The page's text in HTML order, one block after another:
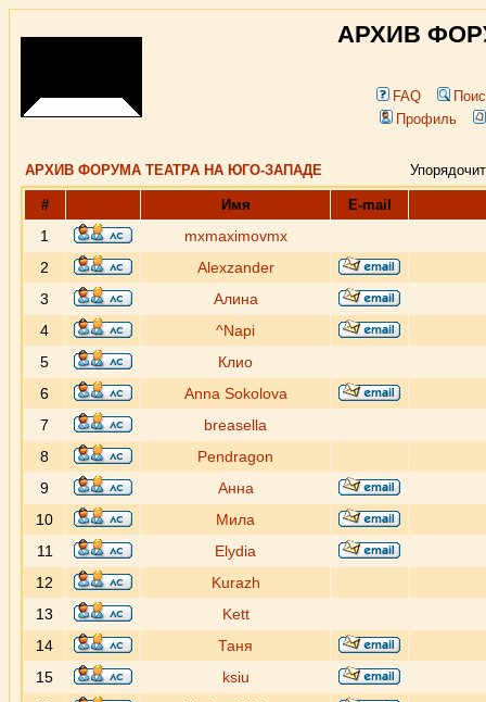
АРХИВ
FAQ
Профиль
АРХИВ ФОРУМА ТЕАТРА НА ЮГО-ЗАПАДЕ
# Имя E-mail
1
mxmaximovmx
2
Alexzander
3
Алина
4
^Napi
5
Клио
6
Anna Sokolova
7
breasella
8
Pendragon
9
Анна
10
Мила
11
Elydia
12
Kurazh
13
Kett
14
Таня
15
ksiu